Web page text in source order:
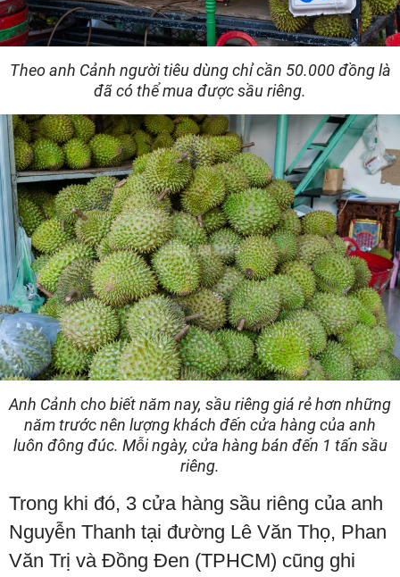
Theo anh Cảnh người tiêu dùng chỉ cần 50.000 đồng là
đã có thể mua được sầu riêng.
Anh Cảnh cho biết năm nay, sầu riêng giá rẻ hơn những
năm trước nên lượng khách đến cửa hàng của anh
luôn đông đúc. Mỗi ngày, cửa hàng bán đến 1 tấn sầu
riêng.
Trong khi đó, 3 cửa hàng sầu riêng của anh
Nguyễn Thanh tại đường Lê Văn Thọ, Phan
Văn Trị và Đồng Đen (TPHCM) cũng ghi